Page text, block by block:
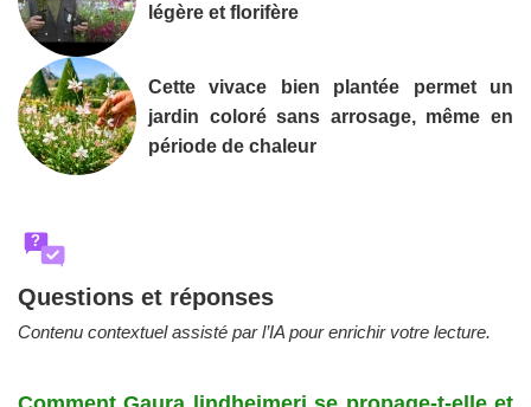
légère et florifère
Cette vivace bien plantée permet un
jardin coloré sans arrosage, même en
période de chaleur
?
Questions et réponses
Contenu contextuel assisté par l’IA pour enrichir votre lecture.